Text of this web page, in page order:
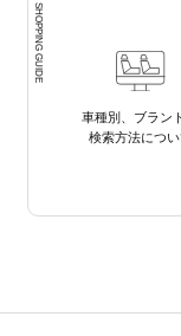
SHOPPING GUIDE
車種別、ブラン
検索方法につい